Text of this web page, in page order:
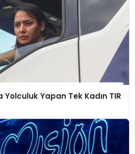
Yolculuk Yapan Tek Kadın TIR